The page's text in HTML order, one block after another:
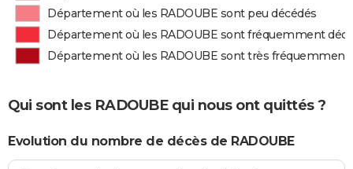
Département où les RADOUBE sont peu décédés
Département où les RADOUBE sont fréquemment
Département où les RADOUBE sont très fréquemment
Qui sont les RADOUBE qui nous ont quittés ?
Evolution du nombre de décès de RADOUBE